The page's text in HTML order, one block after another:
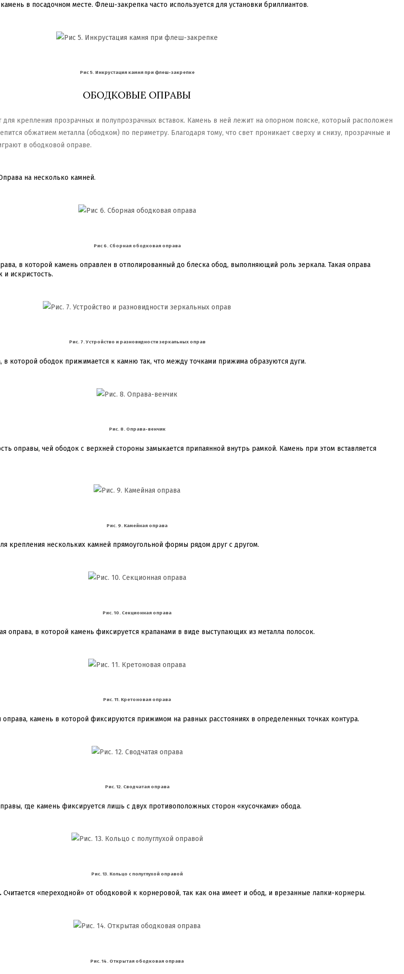
в посадочном месте. Флеш-закрепка часто используется для установки бриллиантов.
Рис 5. Инкрустация камня при флеш-закрепке
ОБОДКОВЫЕ ОПРАВЫ
крепления прозрачных и полупрозрачных вставок. Камень в ней лежит на опорном пояске, который расположен
обжатием металла (ободком) по периметру. Благодаря тому, что свет проникает сверху и снизу, прозрачные и
в ободковой оправе.
на несколько камней.
Рис 6. Сборная ободковая оправа
в которой камень оправлен в отполированный до блеска обод, выполняющий роль зеркала. Такая оправа
и искристость.
Рис. 7. Устройство и разновидности зеркальных оправ
в которой ободок прижимается к камню так, что между точками прижима образуются дуги.
Рис. 8. Оправа-венчик
оправы, чей ободок с верхней стороны замыкается припаянной внутрь рамкой. Камень при этом вставляется
Рис. 9. Камейная оправа
крепления нескольких камней прямоугольной формы рядом друг с другом.
Рис. 10. Секционная оправа
оправа, в которой камень фиксируется крапанами в виде выступающих из металла полосок.
Рис. 11. Кретоновая оправа
оправа, камень в которой фиксируются прижимом на равных расстояниях в определенных точках контура.
Рис. 12. Сводчатая оправа
где камень фиксируется лишь с двух противоположных сторон «кусочками» обода.
Рис. 13. Кольцо с полуглухой оправой
Считается «переходной» от ободковой к корнеровой, так как она имеет и обод, и врезанные лапки-корнеры.
Рис. 14. Открытая ободковая оправа